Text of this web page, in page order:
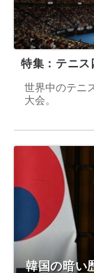
特集：テニス
世界中のテニ
大会。
韓国の暗い